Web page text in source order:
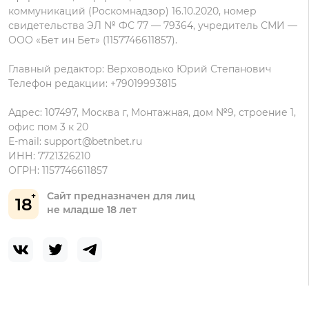
18
Сайт предназначен для лиц
не младше 18 лет
коммуникаций (Роскомнадзор) 16.10.2020, номер
свидетельства ЭЛ № ФС 77 — 79364, учредитель СМИ —
ООО «Бет ин Бет» (1157746611857).
Главный редактор: Верховодько Юрий Степанович
Телефон редакции: +79019993815
Адрес: 107497, Москва г, Монтажная, дом №9, строение 1,
офис пом 3 к 20
E-mail: support@betnbet.ru
ИНН: 7721326210
ОГРН: 1157746611857